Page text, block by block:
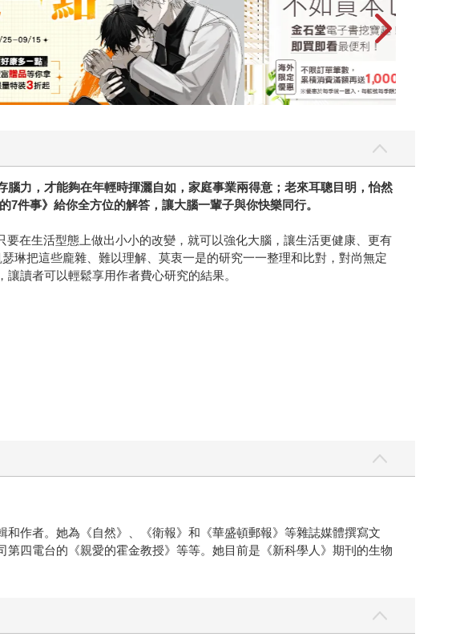
力，才能夠在年輕時揮灑自如，家庭事業兩得意；老來耳聰目明，怡然
件事》給你全方位的解答，讓大腦一輩子與你快樂同行。
在生活型態上做出小小的改變，就可以強化大腦，讓生活更健康、更有
琳把這些龐雜、難以理解、莫衷一是的研究一一整理和比對，對尚無定
讀者可以輕鬆享用作者費心研究的結果。
作者。她為《自然》、《衛報》和《華盛頓郵報》等雜誌媒體撰寫文
四電台的《親愛的霍金教授》等等。她目前是《新科學人》期刊的生物